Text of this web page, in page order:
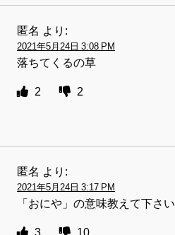
匿名 より:
2021年5月24日 3:08 PM
落ちてくるの草
2 2
匿名 より:
2021年5月24日 3:17 PM
「おにや」の意味教えて下さい
3 10